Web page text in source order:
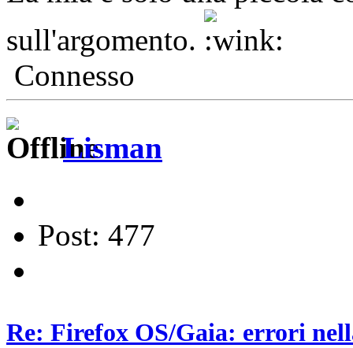
sull'argomento.
Connesso
Lisman
Post: 477
Re: Firefox OS/Gaia: errori